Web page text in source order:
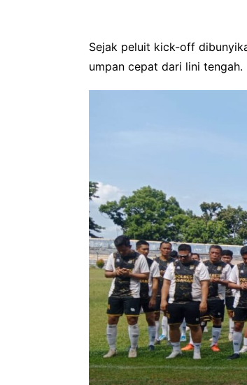
Sejak peluit kick-off
umpan cepat dari lini tengah.